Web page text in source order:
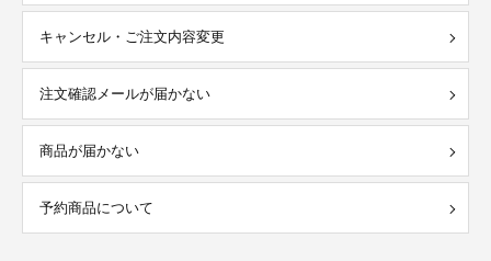
キャンセル・ご注文内容変更
注文確認メールが届かない
商品が届かない
予約商品について